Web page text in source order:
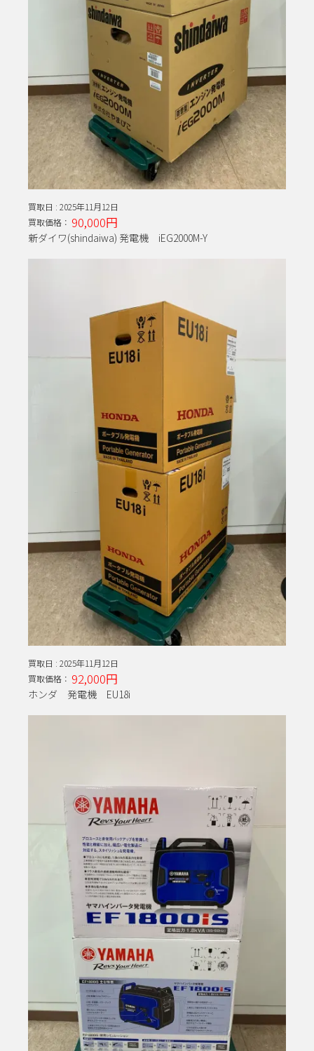
買取日 : 2025年11月12日
買取価格： 90,000円
新ダイワ(shindaiwa) 発電機 iEG2000M-Y
買取日 : 2025年11月12日
買取価格： 92,000円
ホンダ 発電機 EU18i